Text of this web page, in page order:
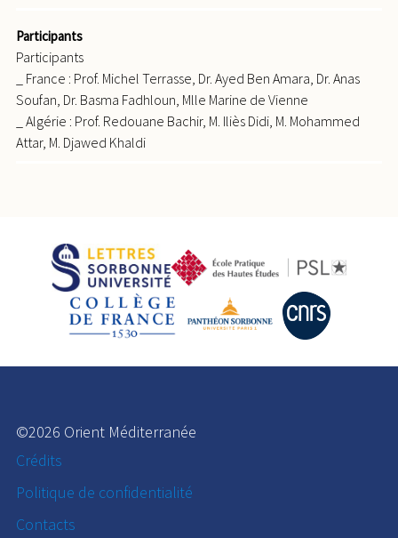
Participants
Participants
_ France : Prof. Michel Terrasse, Dr. Ayed Ben Amara, Dr. Anas
Soufan, Dr. Basma Fadhloun, Mlle Marine de Vienne
_ Algérie : Prof. Redouane Bachir, M. Iliès Didi, M. Mohammed
Attar, M. Djawed Khaldi
©2026 Orient Méditerranée
Crédits
Politique de confidentialité
Contacts